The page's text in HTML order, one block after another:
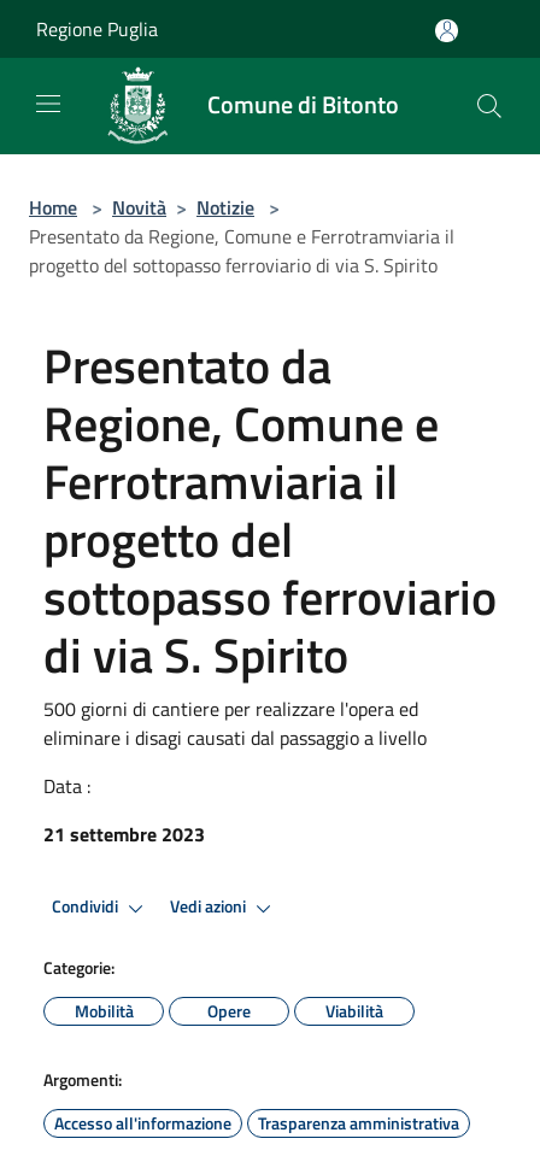
Regione Puglia
Comune di Bitonto
Home > Novità > Notizie >
Presentato da Regione, Comune e Ferrotramviaria il
progetto del sottopasso ferroviario di via S. Spirito
Presentato da
Regione, Comune e
Ferrotramviaria il
progetto del
sottopasso ferroviario
di via S. Spirito
500 giorni di cantiere per realizzare l'opera ed
eliminare i disagi causati dal passaggio a livello
Data :
21 settembre 2023
Condividi Vedi azioni
Categorie:
Mobilità
Opere Viabilità
Argomenti:
Accesso all'informazione
Trasparenza amministrativa